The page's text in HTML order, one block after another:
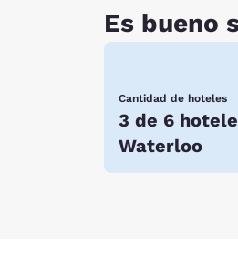
Es bueno
Cantidad de hoteles
3 de 6
Waterloo